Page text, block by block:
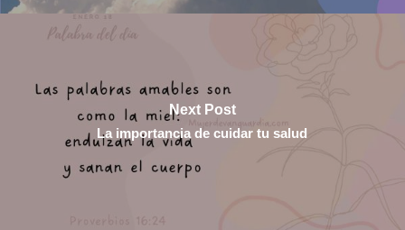
Next Post
La importancia de cuidar tu salud